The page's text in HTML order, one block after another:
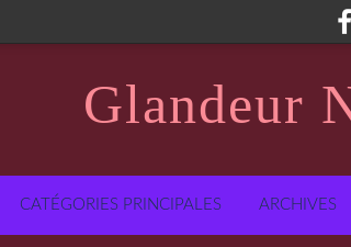
Glandeur
CATÉGORIES PRINCIPALES ARCHIVES